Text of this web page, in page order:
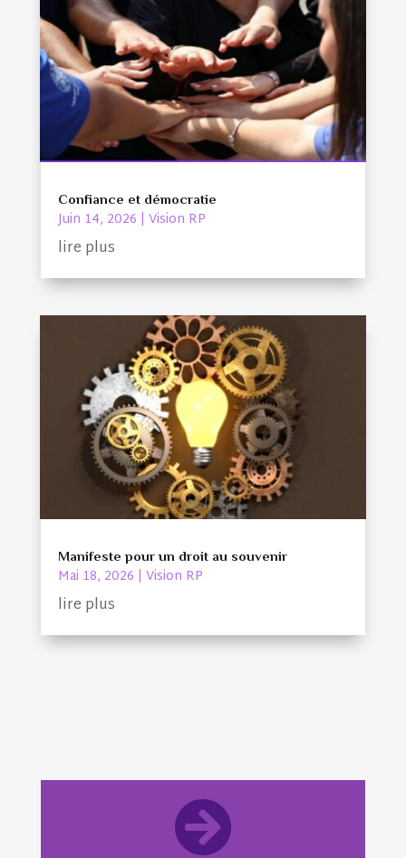
Confiance et démocratie
Juin 14, 2026 | Vision RP
lire plus
Manifeste pour un droit au souvenir
Mai 18, 2026 | Vision RP
lire plus
